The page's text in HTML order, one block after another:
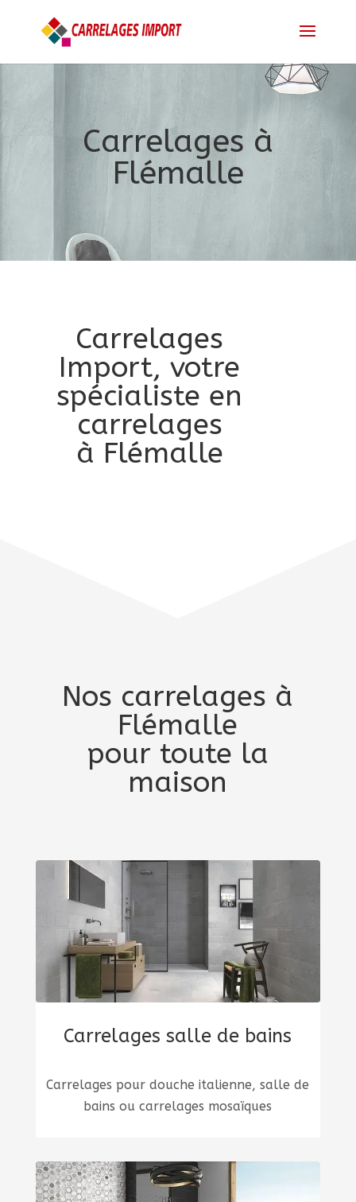
Carrelages à
Flémalle
Carrelages
Import, votre
spécialiste en
carrelages
à Flémalle
Nos carrelages à
Flémalle
pour toute la
maison
Carrelages salle de bains
Carrelages pour douche italienne, salle de
bains ou carrelages mosaïques